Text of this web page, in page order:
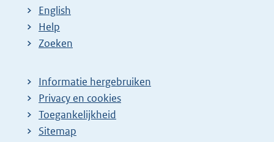
English
Help
Zoeken
Informatie hergebruiken
Privacy en cookies
Toegankelijkheid
Sitemap